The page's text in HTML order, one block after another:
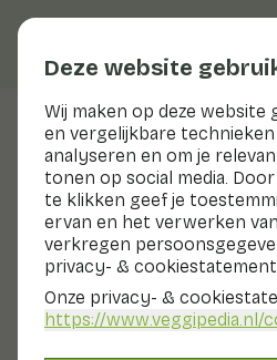
Deze website
Wij maken op deze website
en vergelijkbare
analyseren en om je
tonen op social media.
te klikken geef je
ervan en het verwerken
verkregen
privacy- &
Onze privacy- &
https://www.veggipedia.nl/
Veggiblogs
Makkelijk
kleurrijke
doen
3 juni 2019